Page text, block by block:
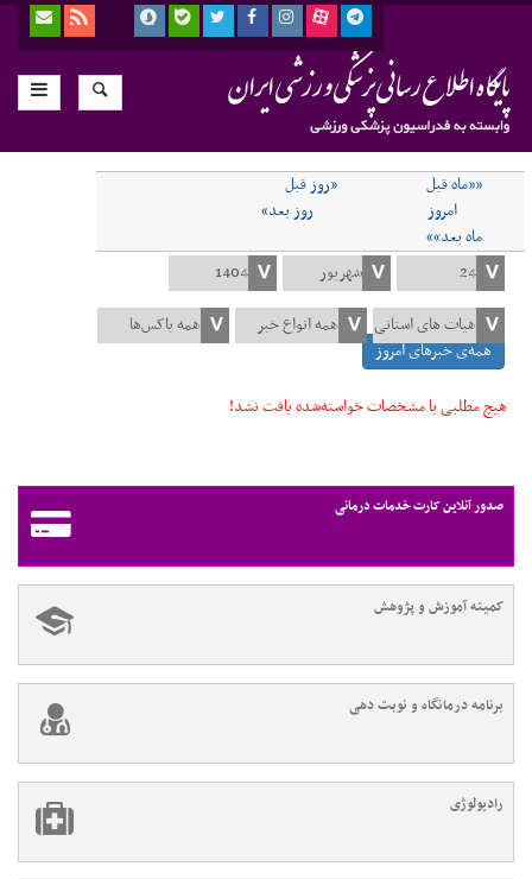
««ماه قبل
«روز قبل
امروز
روز بعد»
ماه بعد»»
همه‌ی خبرهای امروز
هیچ مطلبی با مشخصات خواسته‌شده یافت نشد!
صدور آنلاین کارت خدمات درمانی
کمیته آموزش و پژوهش
برنامه درمانگاه و نوبت دهی
رادیولوژی